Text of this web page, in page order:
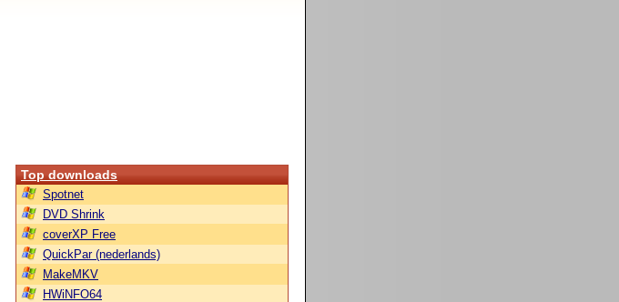
Top downloads
Spotnet
DVD Shrink
coverXP Free
QuickPar (nederlands)
MakeMKV
HWiNFO64